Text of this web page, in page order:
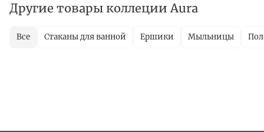
Другие товары коллеции Aura
Все Стаканы для ванной Ершики Мыльницы